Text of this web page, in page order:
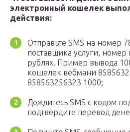
электронный кошелек
действия:
Отправьте SMS на номер
поставщика услуги,
рублях. Пример вывода
кошелек вебмани
858563256323 1000;
Дождитесь SMS с кодом
подтвердите перевод